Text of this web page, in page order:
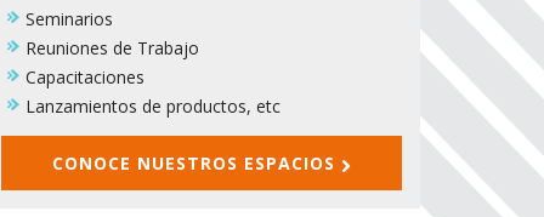
Seminarios
Reuniones de Trabajo
Capacitaciones
Lanzamientos de productos, etc
CONOCE NUESTROS ESPACIOS